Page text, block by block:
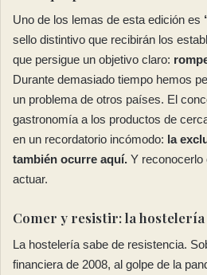
Uno de los lemas de esta edición es
sello distintivo que recibirán los
que persigue un objetivo claro:
Durante demasiado tiempo hemos
un problema de otros países. El
gastronomía a los productos de
en un recordatorio incómodo: la
también ocurre aquí. Y reconocerlo
actuar.
Comer y resistir: la hostelería
La hostelería sabe de resistencia.
financiera de 2008, al golpe de la